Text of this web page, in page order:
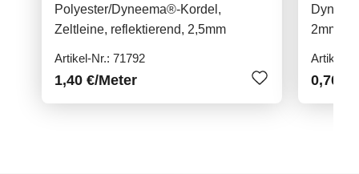
Polyester/Dyneema®-Kordel,
Zeltleine, reflektierend, 2,5mm
Artikel-Nr.: 71792
1,40 €/Meter
2mm,
Artikel-
0,70 €